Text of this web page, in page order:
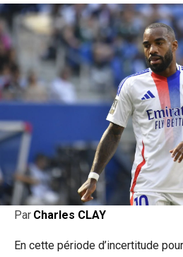
Par Charles CLAY
En cette période d’incertitude pour